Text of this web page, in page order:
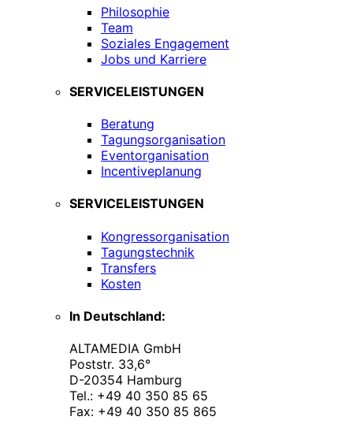
Philosophie
Team
Soziales Engagement
Jobs und Karriere
SERVICELEISTUNGEN
Beratung
Tagungsorganisation
Eventorganisation
Incentiveplanung
SERVICELEISTUNGEN
Kongressorganisation
Tagungstechnik
Transfers
Kosten
In Deutschland:
ALTAMEDIA GmbH
Poststr. 33,6°
D-20354 Hamburg
Tel.: +49 40 350 85 65
Fax: +49 40 350 85 865